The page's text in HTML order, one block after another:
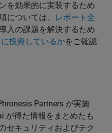
を効果的に実装するため
については、
レポート全
入の課題を解決するため
投資しているかをご確認
Partners が実施
が得た情報をまとめたも
セキュリティおよびテク